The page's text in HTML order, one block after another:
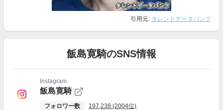
引用元: タレントデータバンク
飯島寛騎のSNS情報
Instagram
飯島寛騎
フォロワー数 197,238 (2004位)